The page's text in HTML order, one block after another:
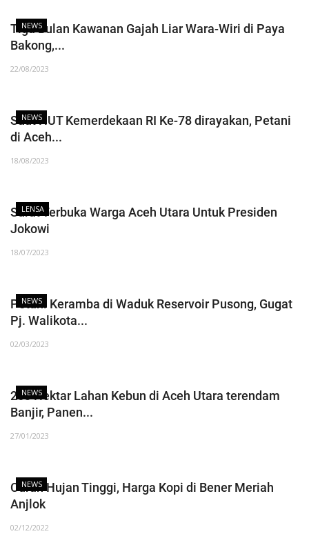
NEWS
Tiga Bulan Kawanan Gajah Liar Wara-Wiri di Paya
Bakong,...
22/08/2023
NEWS
Saat HUT Kemerdekaan RI Ke-78 dirayakan, Petani
di Aceh...
18/08/2023
LENSA
Surat Terbuka Warga Aceh Utara Untuk Presiden
Jokowi
18/07/2023
NEWS
Petani Keramba di Waduk Reservoir Pusong, Gugat
Pj. Walikota...
02/03/2023
NEWS
263 Hektar Lahan Kebun di Aceh Utara terendam
Banjir, Panen...
27/01/2023
NEWS
Curah Hujan Tinggi, Harga Kopi di Bener Meriah
Anjlok
02/12/2022